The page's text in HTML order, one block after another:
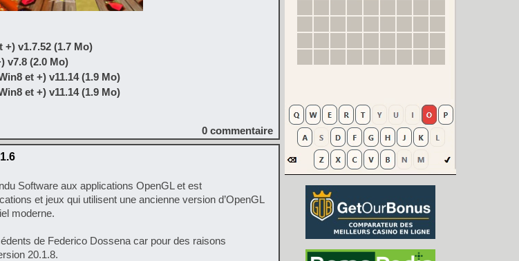
v1.7.52 (1.7 Mo)
v7.8 (2.0 Mo)
et +) v11.14 (1.9 Mo)
et +) v11.14 (1.9 Mo)
0 commentaire
Software aux applications OpenGL et est
et jeux qui utilisent une ancienne version d’OpenGL
moderne.
de Federico Dossena car pour des raisons
20.1.8.